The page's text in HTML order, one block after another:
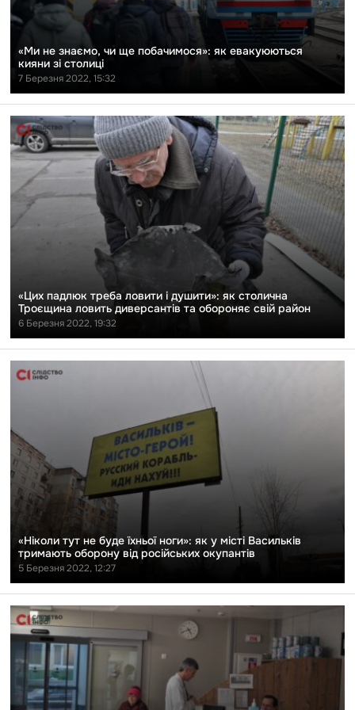
кияни
«Ми не знаємо, чи ще побачимося»: як евакуюються
кияни зі столиці
7 Березня 2022, 15:32
Перейти
до
публікації
«Цих
падлюк
треба
ловити
душити»:
як
обороняє
свій
район
«Цих падлюк треба ловити і душити»: як столична
Троєщина ловить диверсантів та обороняє свій район
6 Березня 2022, 19:32
Перейти
публікації
буде
їхньої
ноги»:
як
місті
Васильків
тримають
оборону
російських
окупантів
«Ніколи тут не буде їхньої ноги»: як у місті Васильків
тримають оборону від російських окупантів
5 Березня 2022, 12:27
Перейти
до
публікації
Київ
обстрілами:
«Охматдит»
став